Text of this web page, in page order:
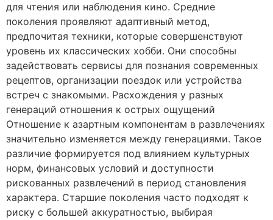
для чтения или наблюдения кино. Средние
поколения проявляют адаптивный метод,
предпочитая техники, которые совершенствуют
уровень их классических хобби. Они способны
задействовать сервисы для познания современных
рецептов, организации поездок или устройства
встреч с знакомыми. Расхождения у разных
генераций отношения к острых ощущений
Отношение к азартным компонентам в развлечениях
значительно изменяется между генерациями. Такое
различие формируется под влиянием культурных
норм, финансовых условий и доступности
рискованных развлечений в период становления
характера. Старшие поколения часто подходят к
риску с большей аккуратностью, выбирая